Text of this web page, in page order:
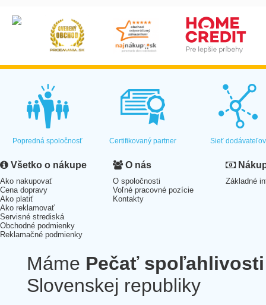
Popredná spoločnosť Certifikovaný partner Sieť dodávateľov
Všetko o nákupe
Ako nakupovať
Cena dopravy
Ako platiť
Ako reklamovať
Servisné strediská
Obchodné podmienky
Reklamačné podmienky
O nás
O spoločnosti
Voľné pracovné pozície
Kontakty
Základné
Máme Pečať spoľahlivosti
Slovenskej republiky